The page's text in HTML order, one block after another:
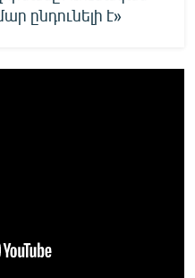
ընդունելի է»